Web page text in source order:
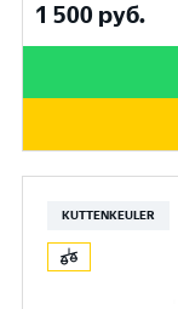
1 500 руб.
KUTTENKEULER